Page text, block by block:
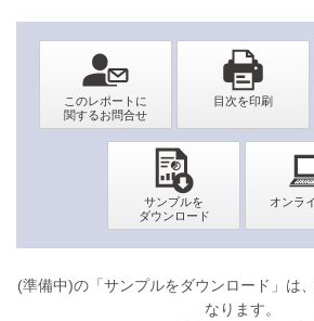
(準備中)の「サンプルをダウンロード」は
なります。